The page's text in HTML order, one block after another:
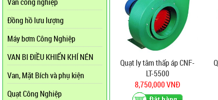
Van công nghiệp
Đồng hồ lưu lượng
Máy bơm Công Nghiệp
VAN BI ĐIỀU KHIỂN KHÍ NÉN
Van, Mặt Bích và phụ kiện
Quạt Công Nghiệp
Quạt ly tâm thấp áp CNF-
LT-5500
8,750,000 VNĐ